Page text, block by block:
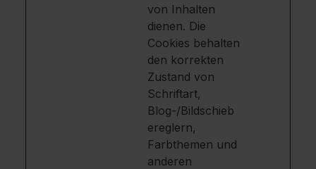
von Inhalten
dienen. Die
Cookies behalten
den korrekten
Zustand von
Schriftart,
Blog-/Bildschieb
ereglern,
Farbthemen und
anderen